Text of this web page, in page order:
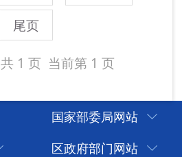
国家部委局网站
区政府部门网站